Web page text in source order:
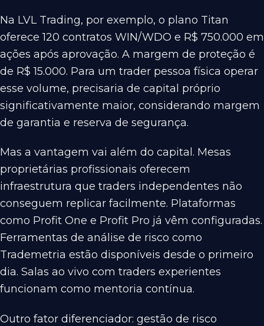
Na LVL Trading, por exemplo, o plano Titan
oferece 120 contratos WIN/WDO e R$ 750.000 em
ações após aprovação. A margem de proteção é
de R$ 15.000. Para um trader pessoa física operar
esse volume, precisaria de capital próprio
significativamente maior, considerando margem
de garantia e reserva de segurança.
Mas a vantagem vai além do capital. Mesas
proprietárias profissionais oferecem
infraestrutura que traders independentes não
conseguem replicar facilmente. Plataformas
como Profit One e Profit Pro já vêm configuradas.
Ferramentas de análise de risco como
Trademetria estão disponíveis desde o primeiro
dia. Salas ao vivo com traders experientes
funcionam como mentoria contínua.
Outro fator diferenciador: gestão de risco